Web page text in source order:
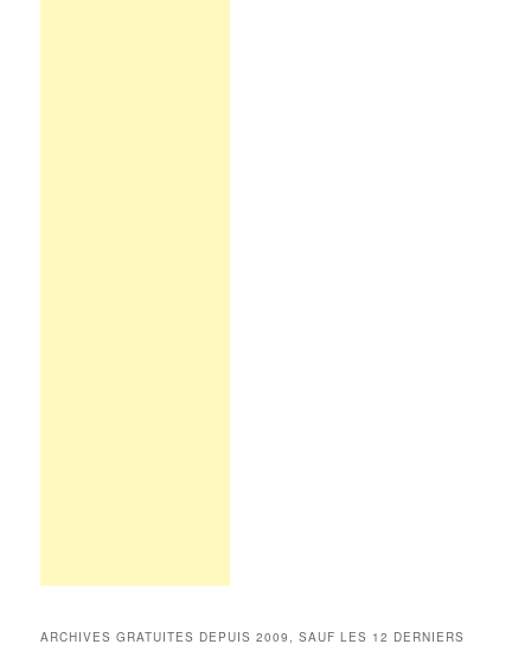
ARCHIVES GRATUITES DEPUIS 2009, SAUF LES 12 DERNIERS